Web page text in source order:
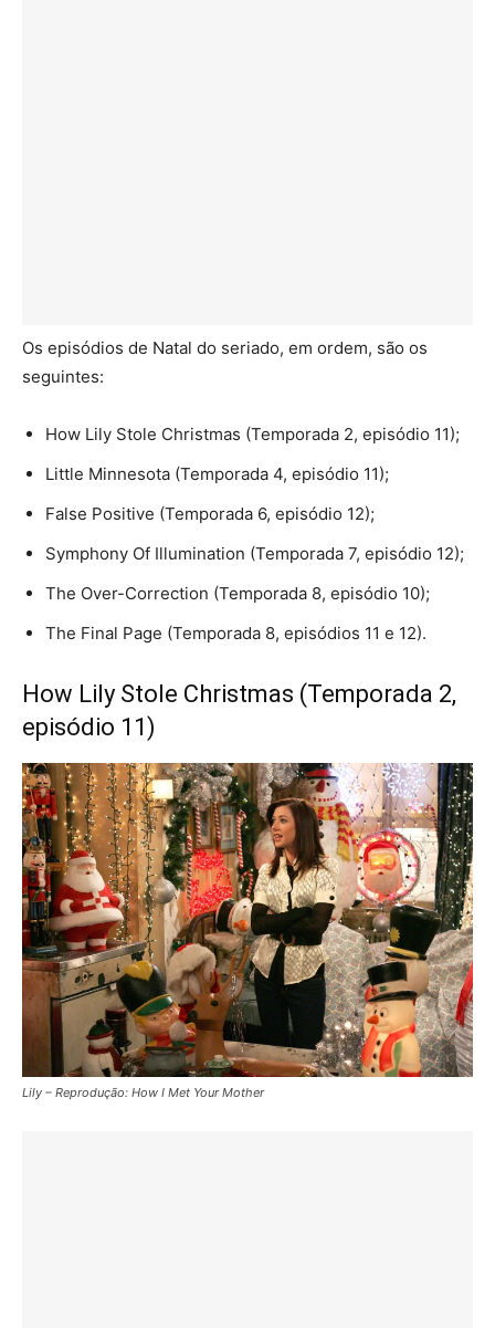
Os episódios de Natal do seriado, em ordem, são os
seguintes:
How Lily Stole Christmas (Temporada 2, episódio 11);
Little Minnesota (Temporada 4, episódio 11);
False Positive (Temporada 6, episódio 12);
Symphony Of Illumination (Temporada 7, episódio 12);
The Over-Correction (Temporada 8, episódio 10);
The Final Page (Temporada 8, episódios 11 e 12).
How Lily Stole Christmas (Temporada 2,
episódio 11)
Lily – Reprodução: How I Met Your Mother